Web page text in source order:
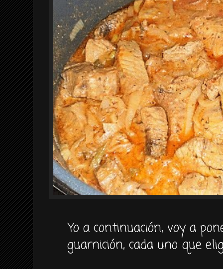
Yo a continuación, voy a
guarnición, cada uno que